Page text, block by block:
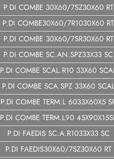
P.DI COMBE 30X60/7SZ30X60 RT
P.DI COMBE30X60/7R1030X60 RT
P.DI COMBE 30X60/7SR30X60 RT
P.DI COMBE SC.AN.SPZ33X33 SC
P.DI COMBE SCAL.R10 33X60
P.DI COMBE SCA.SPZ 33X60
P.DI COMBE TERM.L 6033X60X5
P.DI COMBE TERM.L90
P.DI FAEDIS SC.A.R1033X33 SC
P.DI FAEDIS30X60/7SZ30X60 RT